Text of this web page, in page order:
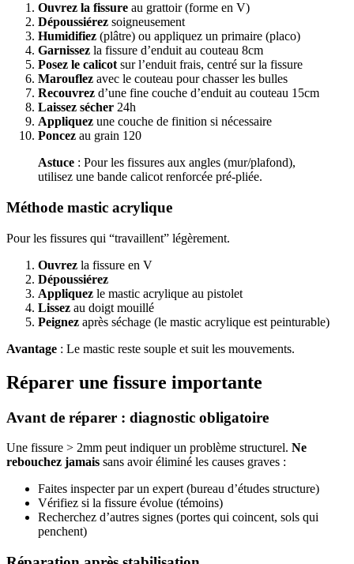
Ouvrez la fissure au grattoir (forme en V)
Dépoussiérez soigneusement
Humidifiez (plâtre) ou appliquez un primaire (placo)
Garnissez la fissure d’enduit au couteau 8cm
Posez le calicotsur l’enduit frais, centré sur la fissure
Marouflez avec le couteau pour chasser les bulles
Recouvrez d’une fine couche d’enduit au couteau 15cm
Laissez sécher 24h
Appliquez une couche de finition si nécessaire
Poncez au grain 120
Astuce : Pour les fissures aux angles (mur/plafond),
utilisez une bande calicot renforcée pré-pliée.
Méthode mastic acrylique
Pour les fissures qui “travaillent” légèrement.
Ouvrez la fissure en V
Dépoussiérez
Appliquez le mastic acrylique au pistolet
Lissez au doigt mouillé
Peignez après séchage (le mastic acrylique est peinturable)
Avantage : Le mastic reste souple et suit les mouvements.
Réparer une fissure importante
Avant de réparer : diagnostic obligatoire
Une fissure > 2mm peut indiquer un problème structurel. Ne
rebouchez jamais sans avoir éliminé les causes graves :
Faites inspecter par un expert (bureau d’études structure)
Vérifiez si la fissure évolue (témoins)
Recherchez d’autres signes (portes qui coincent, sols qui
penchent)